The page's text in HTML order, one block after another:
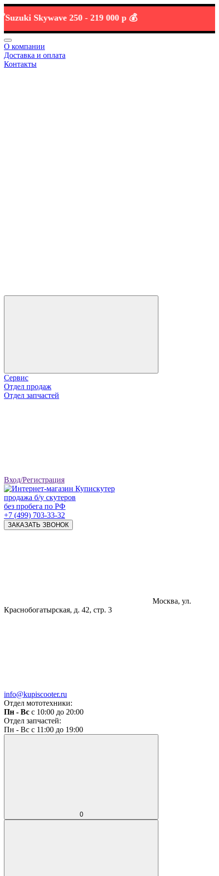
Skywave 250 -219 000 р 💰
О компании
Доставка и оплата
Контакты
Сервис
Отдел продаж
Отдел запчастей
Вход/Регистрация
продажа б/у скутеров
без пробега по РФ
+7 (499) 703-33-32
ЗАКАЗАТЬ ЗВОНОК
Москва, ул.
Краснобогатырская, д. 42, стр. 3
info@kupiscooter.ru
Отдел мототехники:
Пн - Вс с 10:00 до 20:00
Отдел запчастей:
Пн - Вс с 11:00 до 19:00
0